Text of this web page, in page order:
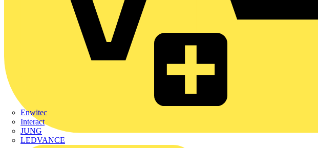
Enwitec
Interact
JUNG
LEDVANCE